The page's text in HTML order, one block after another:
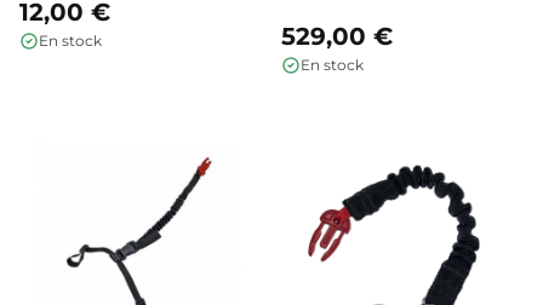
votre gilet airbag pour une
sécurité optimale lors de vos
sorties à cheval.
12,00 €
En stock
colonne vertébrale, du cou au
coccyx, avec un déploiement
ultra-rapide et une homologation
529,00 €
En stock